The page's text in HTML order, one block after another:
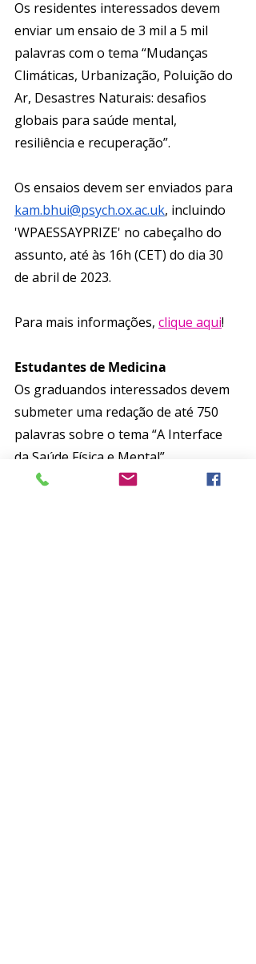
Os residentes interessados devem
enviar um ensaio de 3 mil a 5 mil
palavras com o tema “Mudanças
Climáticas, Urbanização, Poluição do
Ar, Desastres Naturais: desafios
globais para saúde mental,
resiliência e recuperação”.
Os ensaios devem ser enviados para
kam.bhui@psych.ox.ac.uk, incluindo
'WPAESSAYPRIZE' no cabeçalho do
assunto, até às 16h (CET) do dia 30
de abril de 2023.
Para mais informações, clique aqui!
Estudantes de Medicina
Os graduandos interessados devem
submeter uma redação de até 750
palavras sobre o tema “A Interface
da Saúde Física e Mental”.